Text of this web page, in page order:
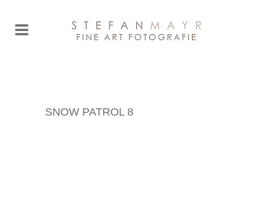
SNOW PATROL 8